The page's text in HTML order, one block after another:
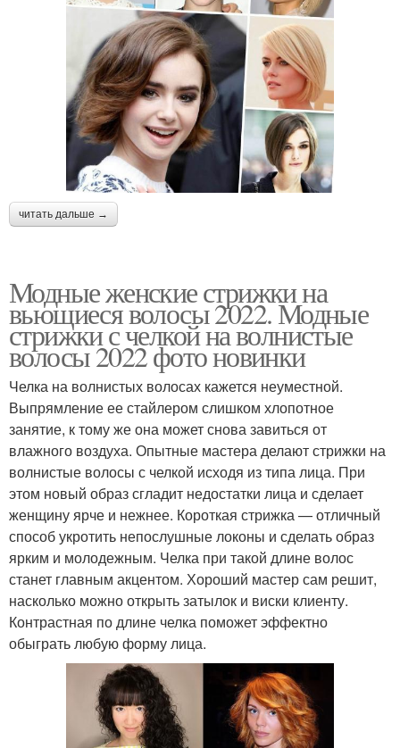
читать дальше →
Модные женские стрижки на
вьющиеся волосы 2022. Модные
стрижки с челкой на волнистые
волосы 2022 фото новинки
Челка на волнистых волосах кажется неуместной.
Выпрямление ее стайлером слишком хлопотное
занятие, к тому же она может снова завиться от
влажного воздуха. Опытные мастера делают стрижки на
волнистые волосы с челкой исходя из типа лица. При
этом новый образ сгладит недостатки лица и сделает
женщину ярче и нежнее. Короткая стрижка — отличный
способ укротить непослушные локоны и сделать образ
ярким и молодежным. Челка при такой длине волос
станет главным акцентом. Хороший мастер сам решит,
насколько можно открыть затылок и виски клиенту.
Контрастная по длине челка поможет эффектно
обыграть любую форму лица.